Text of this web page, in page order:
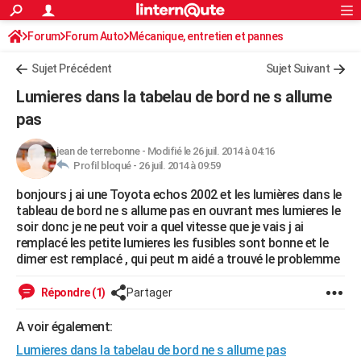
ACTUALITÉS
Politique
Société
Faits Divers
Education
Monde
Villes
+
FINANCE
Retraite
Impôts
Epargne
Immobilier
Risques naturels par ville
Banque
Assurance
Crédit
AUTO
Essais
Réserver un essai
Citadines
Berlines
SUV
Forum auto
HIGH-TECH
Mobiles
Meilleur smartphone
Internet
Ordinateurs
Jeux vidéo
Guide high-tech
+BRICOLAGE
Forum
Aménagement intérieur
Extérieur
Cuisine
Salle de bains
Jardinage
Rangement
WEEK-END
LIFESTYLE
Alimentation
Guide de la santé
Maladies
Médicaments
Sommeil
VOYAGE
Rechercher
S'inscrire
Connexion
Forum Forum Auto Mécanique, entretien et pannes
Sujet Précédent Sujet Suivant
Lumieres dans la tabelau de bord ne s allume
pas
jean de terrebonne- Modifié le 26 juil. 2014 à 04:16
Profil bloqué - 26 juil. 2014 à 09:59
bonjours j ai une Toyota echos 2002 et les lumières dans le
tableau de bord ne s allume pas en ouvrant mes lumieres le
soir donc je ne peut voir a quel vitesse que je vais j ai
remplacé les petite lumieres les fusibles sont bonne et le
dimer est remplacé , qui peut m aidé a trouvé le problemme
Répondre (1) Partager
A voir également:
Lumieres dans la tabelau de bord ne s allume pas